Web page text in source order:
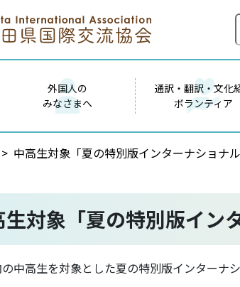
外国人の
みなさまへ
通訳・翻訳・文化
ボランティア
中高生対象「夏の特別版インターナショナ
生対象「夏の特別版イン
中高生を対象とした夏の特別版インターナ